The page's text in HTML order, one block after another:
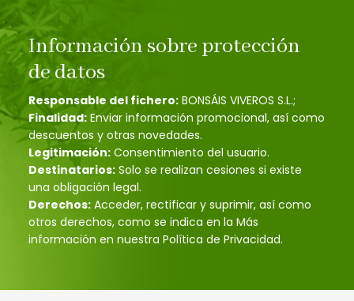
Información sobre protección
de datos
Responsable del fichero: BONSÁIS VIVEROS S.L.;
Finalidad: Enviar información promocional, así como
descuentos y otras novedades.
Legitimación: Consentimiento del usuario.
Destinatarios: Solo se realizan cesiones si existe
una obligación legal.
Derechos: Acceder, rectificar y suprimir, así como
otros derechos, como se indica en la Más
información en nuestra Política de Privacidad.